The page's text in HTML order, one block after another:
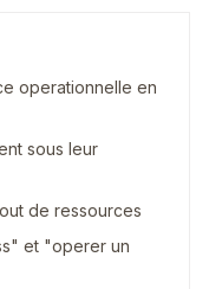
operationnelle en
sous leur
de ressources
et "operer un